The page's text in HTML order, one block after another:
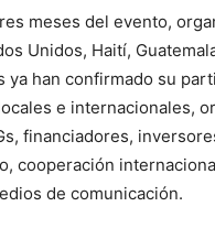
meses del evento,
Unidos, Haití,
ya han confirmado su
e internacionales,
financiadores,
cooperación
de comunicación.